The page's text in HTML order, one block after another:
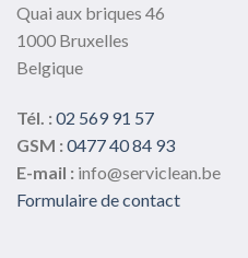
page
du
produit
Quai aux briques 46
1000 Bruxelles
Belgique
Tél. : 02 569 91 57
GSM : 0477 40 84 93
E-mail : info@serviclean.be
Formulaire de contact